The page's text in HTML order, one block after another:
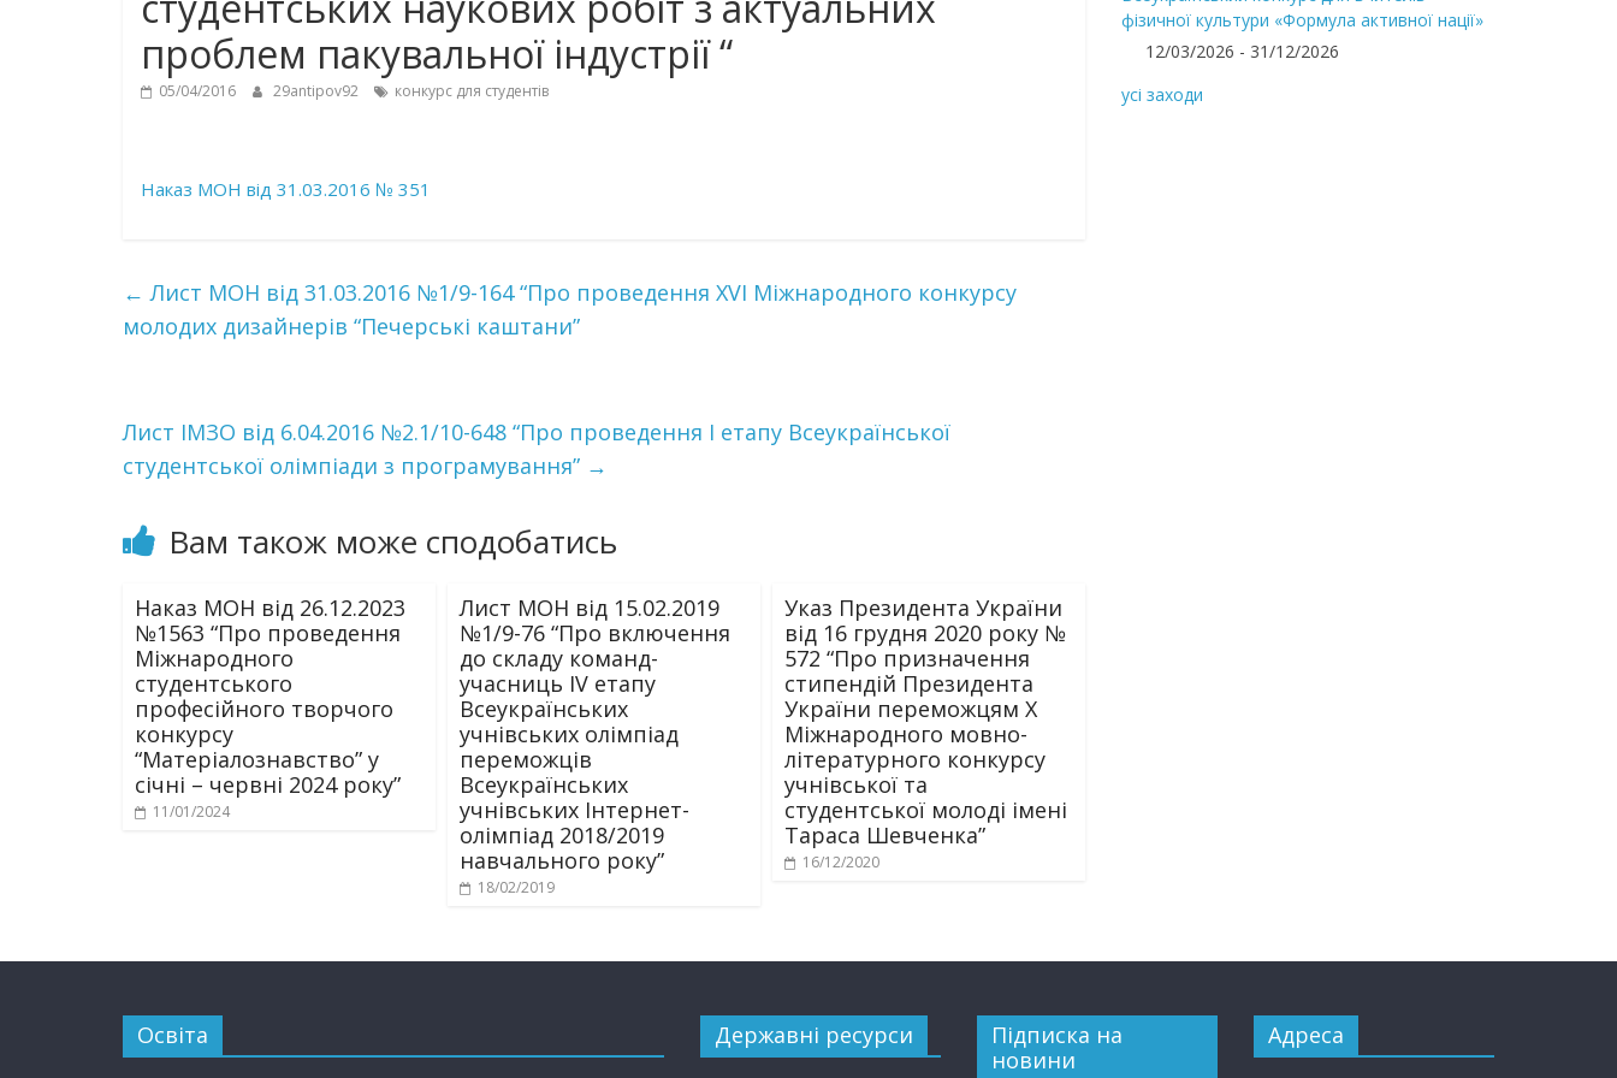
проблем пакувальної індустрії “
05/04/2016 29antipov92 конкурс для студентів
Наказ МОН від 31.03.2016 № 351
← Лист МОН від 31.03.2016 №1/9-164 “Про проведення XVI Міжнародного конкурсу
молодих дизайнерів “Печерські каштани”
Лист ІМЗО від 6.04.2016 №2.1/10-648 “Про проведення І етапу Всеукраїнської
студентської олімпіади з програмування” →
Вам також може сподобатись
Наказ МОН від 26.12.2023
№1563 “Про проведення
Міжнародного
студентського
професійного творчого
конкурсу
“Матеріалознавство” у
січні – червні 2024 року”
11/01/2024
Лист МОН від 15.02.2019
№1/9-76 “Про включення
до складу команд-
учасниць IV етапу
Всеукраїнських
учнівських олімпіад
переможців
Всеукраїнських
учнівських Інтернет-
олімпіад 2018/2019
навчального року”
18/02/2019
Указ Президента України
від 16 грудня 2020 року №
572 “Про призначення
стипендій Президента
України переможцям Х
Міжнародного мовно-
літературного конкурсу
учнівської та
студентської молоді імені
Тараса Шевченка”
16/12/2020
фізичної культури «Формула активної нації»
12/03/2026 - 31/12/2026
усі заходи
Освіта Державні ресурси
Підписка на
новини
Адреса